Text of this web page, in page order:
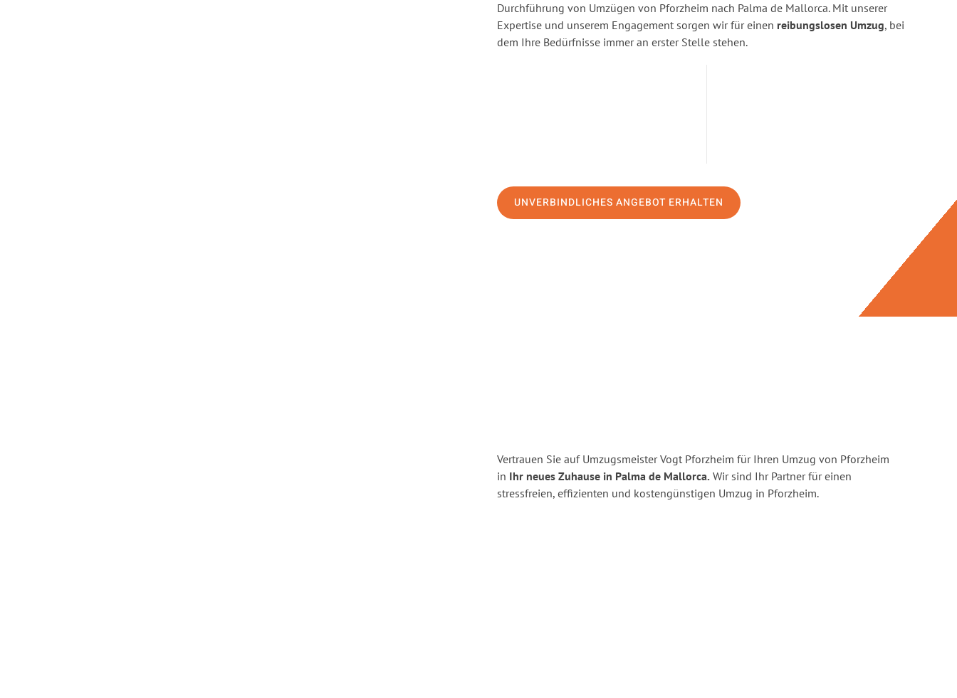
Durchführung von Umzügen von Pforzheim nach Palma de Mallorca. Mit unserer
Expertise und unserem Engagement sorgen wir für einen reibungslosen Umzug, bei
dem Ihre Bedürfnisse immer an erster Stelle stehen.
UNVERBINDLICHES ANGEBOT ERHALTEN
Vertrauen Sie auf Umzugsmeister Vogt Pforzheim für Ihren Umzug von Pforzheim
in Ihr neues Zuhause in Palma de Mallorca. Wir sind Ihr Partner für einen
stressfreien, effizienten und kostengünstigen Umzug in Pforzheim.